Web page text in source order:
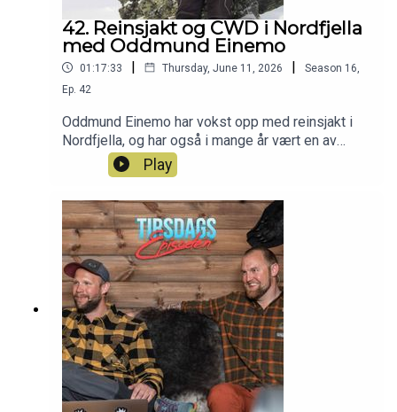
42. Reinsjakt og CWD i Nordfjella
med Oddmund Einemo
01:17:33 | Thursday, June 11, 2026 | Season 16
Ep. 42
Oddmund Einemo har vokst opp med reinsjakt i
Nordfjella, og har også i mange år vært en av
grunneierne med tilknytning til den mye omtalte
sone 1. Når vi har snakket om den saken tidligere
gangen får vi perspektivet til en med lokal
tilknytning. I tillegg blir det plass til både gode
historier og en gammel jaktlegende! Håper du vil
like denne! Har du også lyst til å bli med i
Patreon-jaktlaget? Da er du hjertelig velkommen
inn her: https://www.patreon.com/jegerpodden
Play